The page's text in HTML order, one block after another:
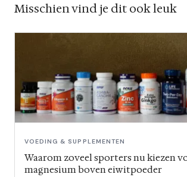
Misschien vind je dit ook leuk
VOEDING & SUPPLEMENTEN
Waarom zoveel sporters nu kiezen
magnesium boven eiwitpoeder